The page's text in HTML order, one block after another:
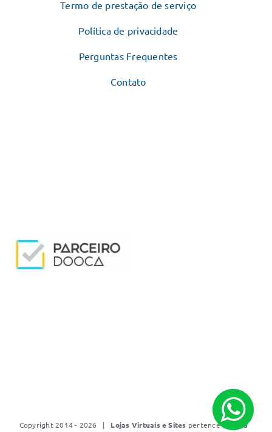
Termo de prestação de serviço
Política de privacidade
Perguntas Frequentes
Contato
Copyright 2014 - 2026 | Lojas Virtuais e Sites pertence a Mídia